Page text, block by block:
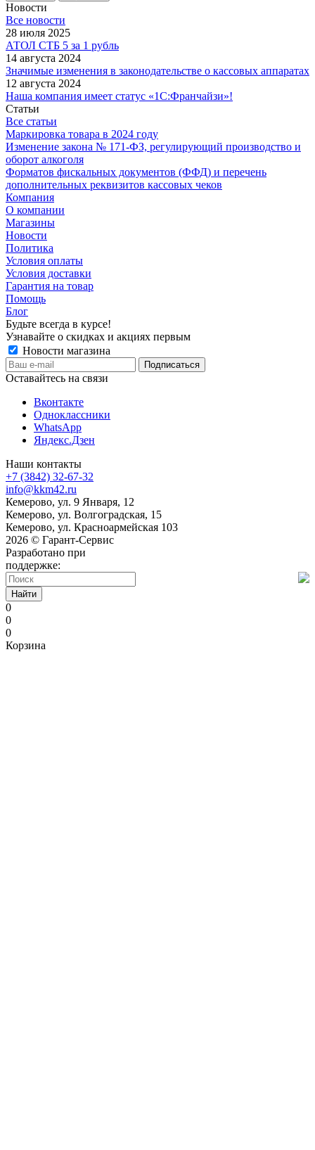
Новости
Все новости
28 июля 2025
АТОЛ СТБ 5 за 1 рубль
14 августа 2024
Значимые изменения в законодательстве о кассовых аппаратах
12 августа 2024
Наша компания имеет статус «1С:Франчайзи»!
Статьи
Все статьи
Маркировка товара в 2024 году
Изменение закона № 171-ФЗ, регулирующий производство и
оборот алкоголя
Форматов фискальных документов (ФФД) и перечень
дополнительных реквизитов кассовых чеков
Компания
О компании
Магазины
Новости
Политика
Условия оплаты
Условия доставки
Гарантия на товар
Помощь
Блог
Будьте всегда в курсе!
Узнавайте о скидках и акциях первым
Новости магазина
Оставайтесь на связи
Вконтакте
Одноклассники
WhatsApp
Яндекс.Дзен
Наши контакты
+7 (3842) 32-67-32
info@kkm42.ru
Кемерово, ул. 9 Января, 12
Кемерово, ул. Волгоградская, 15
Кемерово, ул. Красноармейская 103
2026 © Гарант-Сервис
Разработано при
поддержке:
Найти
0
0
0
Корзина